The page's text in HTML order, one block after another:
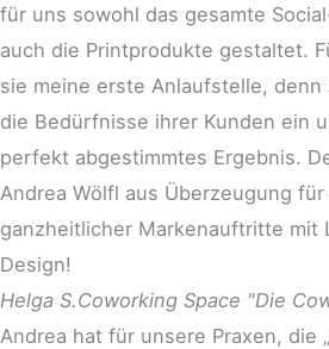
für uns sowohl das gesamte
auch die Printprodukte gestaltet.
sie meine erste Anlaufstelle,
die Bedürfnisse ihrer Kunden ein
perfekt abgestimmtes Ergebnis.
Andrea Wölfl aus Überzeugung
ganzheitlicher Markenauftritte mit
Design!
Helga S.Coworking Space "Die
Andrea hat für unsere Praxen, die